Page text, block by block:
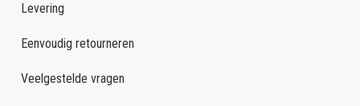
Levering
Eenvoudig retourneren
Veelgestelde vragen